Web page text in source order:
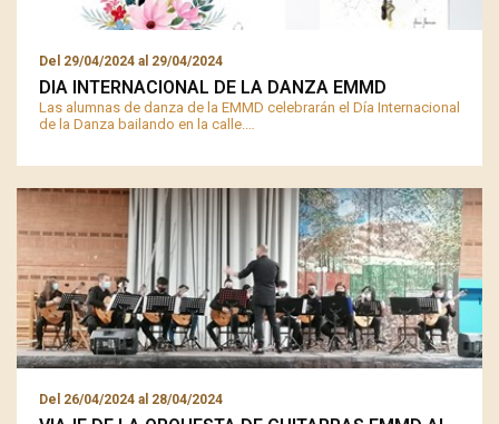
Del 29/04/2024 al 29/04/2024
DIA INTERNACIONAL DE LA DANZA EMMD
Las alumnas de danza de la EMMD celebrarán el Día Internacional
de la Danza bailando en la calle.…
Del 26/04/2024 al 28/04/2024